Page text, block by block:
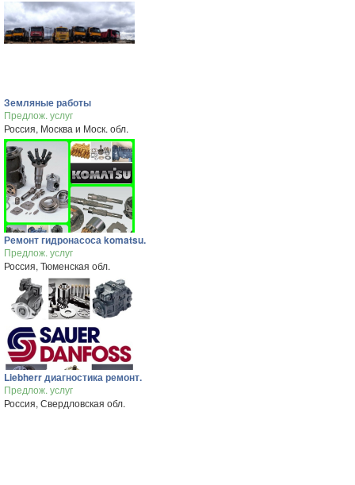
Земляные работы
Предлож. услуг
Россия, Москва и Моск. обл.
Ремонт гидронасоса komatsu.
Предлож. услуг
Россия, Тюменская обл.
Liebherr диагностика ремонт.
Предлож. услуг
Россия, Свердловская обл.